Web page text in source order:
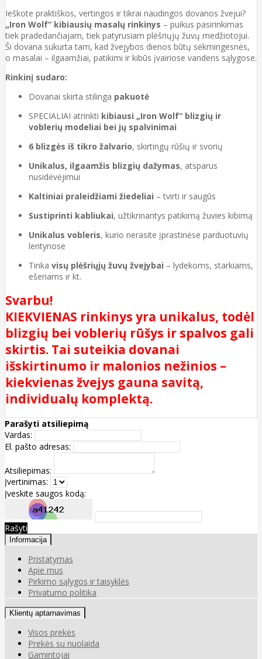
Ieškote praktiškos, vertingos ir tikrai naudingos dovanos žvejui?
„Iron Wolf“ kibiausių masalų rinkinys – puikus pasirinkimas
tiek pradedančiajam, tiek patyrusiam plėšriųjų žuvų medžiotojui.
Ši dovana sukurta tam, kad žvejybos dienos būtų sėkmingesnės,
o masalai – ilgaamžiai, patikimi ir kibūs įvairiose vandens sąlygose.
Rinkinį sudaro:
Dovanai skirta stilinga pakuotė
SPECIALIAI atrinkti kibiausi „Iron Wolf“ blizgių ir
voblerių modeliai bei jų spalvinimai
6 blizgės iš tikro žalvario, skirtingų rūšių ir svorių
Unikalus, ilgaamžis blizgių dažymas, atsparus
nusidėvėjimui
Kaltiniai praleidžiami žiedeliai – tvirti ir saugūs
Sustiprinti kabliukai, užtikrinantys patikimą žuvies kibimą
Unikalus vobleris, kurio nerasite įprastinėse parduotuvių
lentynose
Tinka visų plėšriųjų žuvų žvejybai – lydekoms, starkiams,
ešeriams ir kt.
Svarbu!
KIEKVIENAS rinkinys yra unikalus, todėl
blizgių bei voblerių rūšys ir spalvos gali
skirtis. Tai suteikia dovanai
išskirtinumo ir malonios nežinios –
kiekvienas žvejys gauna savitą,
individualų komplektą.
Parašyti atsiliepimą
Vardas:
El. pašto adresas:
Atsiliepimas:
Įvertinimas:
Įveskite saugos kodą:
Rašyti
Informacija
Pristatymas
Apie mus
Pirkimo sąlygos ir taisyklės
Privatumo politika
Klientų aptarnavimas
Visos prekės
Prekės su nuolaida
Gamintojai